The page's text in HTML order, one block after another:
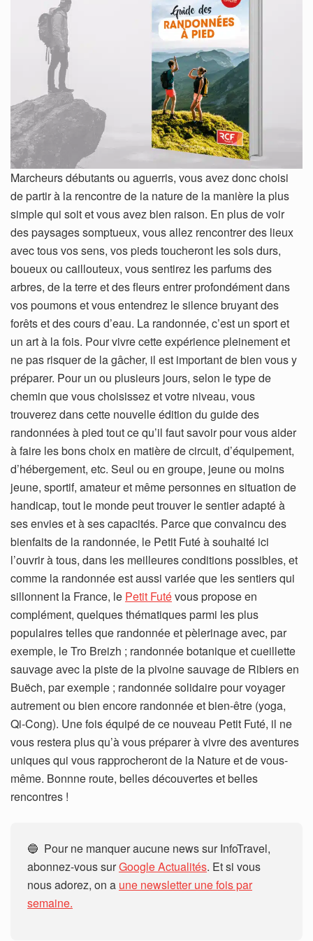
Marcheurs débutants ou aguerris, vous avez donc choisi
de partir à la rencontre de la nature de la manière la plus
simple qui soit et vous avez bien raison. En plus de voir
des paysages somptueux, vous allez rencontrer des lieux
avec tous vos sens, vos pieds toucheront les sols durs,
boueux ou caillouteux, vous sentirez les parfums des
arbres, de la terre et des fleurs entrer profondément dans
vos poumons et vous entendrez le silence bruyant des
forêts et des cours d’eau. La randonnée, c’est un sport et
un art à la fois. Pour vivre cette expérience pleinement et
ne pas risquer de la gâcher, il est important de bien vous y
préparer. Pour un ou plusieurs jours, selon le type de
chemin que vous choisissez et votre niveau, vous
trouverez dans cette nouvelle édition du guide des
randonnées à pied tout ce qu’il faut savoir pour vous aider
à faire les bons choix en matière de circuit, d’équipement,
d’hébergement, etc. Seul ou en groupe, jeune ou moins
jeune, sportif, amateur et même personnes en situation de
handicap, tout le monde peut trouver le sentier adapté à
ses envies et à ses capacités. Parce que convaincu des
bienfaits de la randonnée, le Petit Futé à souhaité ici
l’ouvrir à tous, dans les meilleures conditions possibles, et
comme la randonnée est aussi variée que les sentiers qui
sillonnent la France, le Petit Futévous propose en
complément, quelques thématiques parmi les plus
populaires telles que randonnée et pèlerinage avec, par
exemple, le Tro Breizh ; randonnée botanique et cueillette
sauvage avec la piste de la pivoine sauvage de Ribiers en
Buëch, par exemple ; randonnée solidaire pour voyager
autrement ou bien encore randonnée et bien-être (yoga,
Qi-Cong). Une fois équipé de ce nouveau Petit Futé, il ne
vous restera plus qu’à vous préparer à vivre des aventures
uniques qui vous rapprocheront de la Nature et de vous-
même. Bonnne route, belles découvertes et belles
rencontres !
🔵 Pour ne manquer aucune news sur InfoTravel,
abonnez-vous surGoogle Actualités. Et si vous
nous adorez, on a une newsletter une fois par
semaine.